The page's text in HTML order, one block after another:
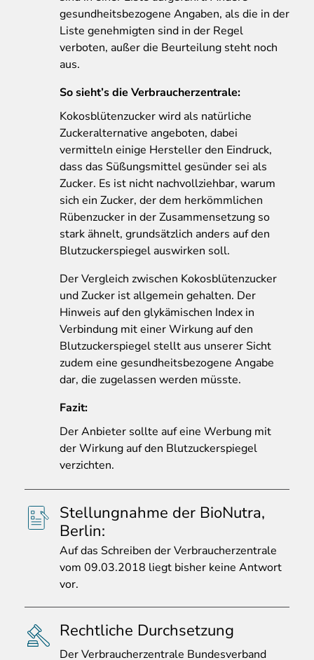
gesundheitsbezogene Angaben, als die in der
Liste genehmigten sind in der Regel
verboten, außer die Beurteilung steht noch
aus.
So sieht’s die Verbraucherzentrale:
Kokosblütenzucker wird als natürliche
Zuckeralternative angeboten, dabei
vermitteln einige Hersteller den Eindruck,
dass das Süßungsmittel gesünder sei als
Zucker. Es ist nicht nachvollziehbar, warum
sich ein Zucker, der dem herkömmlichen
Rübenzucker in der Zusammensetzung so
stark ähnelt, grundsätzlich anders auf den
Blutzuckerspiegel auswirken soll.
Der Vergleich zwischen Kokosblütenzucker
und Zucker ist allgemein gehalten. Der
Hinweis auf den glykämischen Index in
Verbindung mit einer Wirkung auf den
Blutzuckerspiegel stellt aus unserer Sicht
zudem eine gesundheitsbezogene Angabe
dar, die zugelassen werden müsste.
Fazit:
Der Anbieter sollte auf eine Werbung mit
der Wirkung auf den Blutzuckerspiegel
verzichten.
Stellungnahme der BioNutra,
Berlin:
Aufdas Schreiben der Verbraucherzentrale
vom 09.03.2018 liegt bisher keine Antwort
vor.
Rechtliche Durchsetzung
DerVerbraucherzentrale Bundesverband